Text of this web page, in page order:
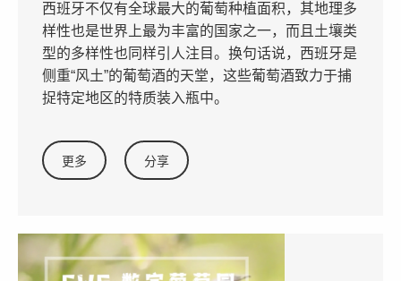
西班牙不仅有全球最大的葡萄种植面积，其地理多
样性也是世界上最为丰富的国家之一，而且土壤类
型的多样性也同样引人注目。换句话说，西班牙是
侧重“风土”的葡萄酒的天堂，这些葡萄酒致力于捕
捉特定地区的特质装入瓶中。
更多 分享